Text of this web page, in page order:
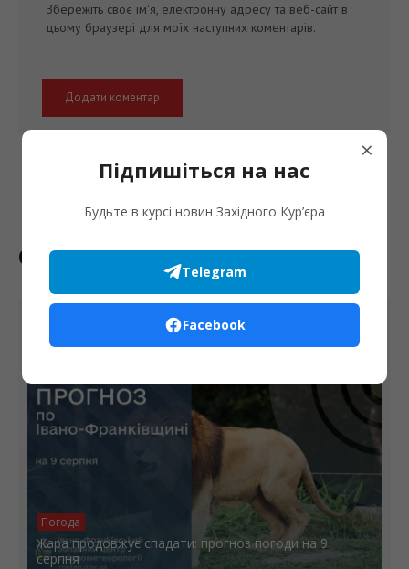
Збережіть своє ім'я, електронну адресу та веб-сайт в
цьому браузері для моїх наступних коментарів.
Останні новини
8 СЕРПНЯ
Погода
Жара продовжує спадати: прогноз погоди на 9
серпня
×
Підпишіться на нас
Будьте в курсі новин Західного Кур’єра
Telegram
Facebook